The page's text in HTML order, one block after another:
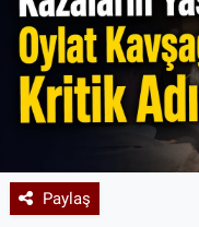
Paylaş
Siyaset
Teknoloji
Astroloji-Rüya